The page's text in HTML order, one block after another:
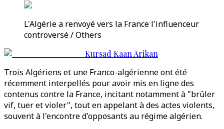
L'Algérie a renvoyé vers la France l'influenceur
controversé / Others
Kursad Kaan Arikan
Trois Algériens et une Franco-algérienne ont été
récemment interpellés pour avoir mis en ligne des
contenus contre la France, incitant notamment à "brûler
vif, tuer et violer", tout en appelant à des actes violents,
souvent à l'encontre d'opposants au régime algérien.